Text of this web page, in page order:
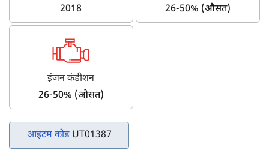
2018
26-50% (औसत)
इंजन कंडीशन
26-50% (औसत)
आइटम कोड UT01387